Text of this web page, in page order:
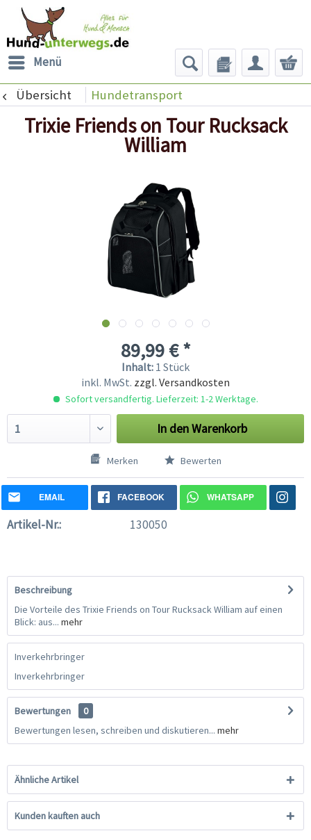
Menü
Übersicht Hundetransport
Trixie Friends on Tour Rucksack
William
89,99 € *
Inhalt: 1 Stück
inkl. MwSt. zzgl. Versandkosten
Sofort versandfertig. Lieferzeit: 1-2 Werktage.
In denWarenkorb
Merken Bewerten
EMAIL FACEBOOK WHATSAPP
Artikel-Nr.: 130050
Beschreibung
Die Vorteile des Trixie Friends on Tour Rucksack William auf einen
Blick: aus... mehr
Inverkehrbringer
Inverkehrbringer
Bewertungen
0
Bewertungen lesen, schreiben und diskutieren... mehr
Ähnliche Artikel
Kunden kauften auch